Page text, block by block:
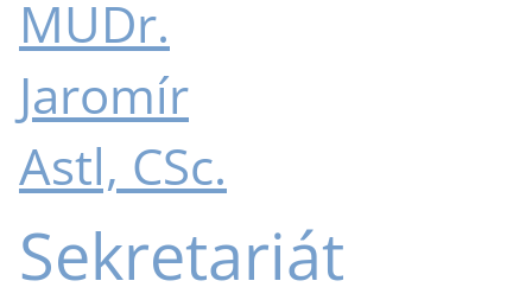
MUDr.
Jaromír
Astl, CSc.
Sekretariát